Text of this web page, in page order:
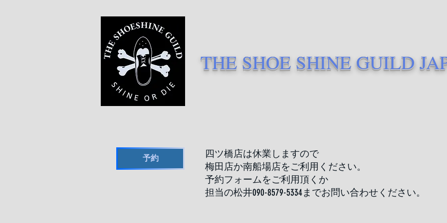
THE SHOE SHINE GUILD
予約
四ツ橋店は休業しますので
​梅田店か南船場店をご利用ください。
​予約フォームをご利用頂くか
担当の松井090-8579-5334までお問い合わせください。